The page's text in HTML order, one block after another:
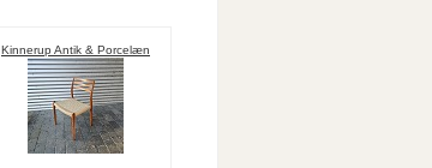
Kinnerup Antik & Porcelæn